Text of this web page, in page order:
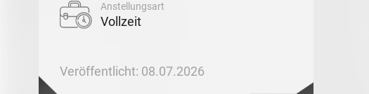
Anstellungsart
Vollzeit
Veröffentlicht: 08.07.2026